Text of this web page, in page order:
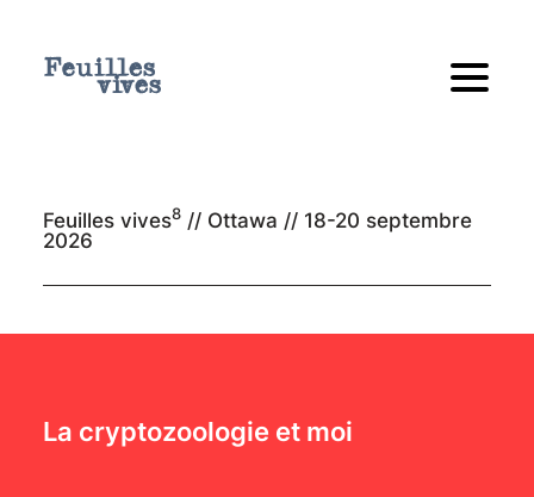
Feuilles vives8// Ottawa // 18-20 septembre
2026
La cryptozoologie et moi